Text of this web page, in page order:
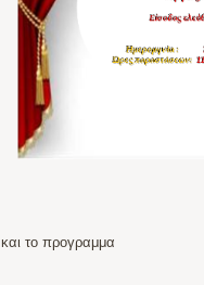
και το προγραμμα